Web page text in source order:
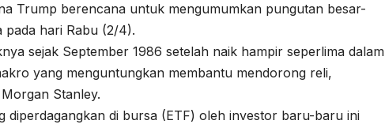
Trump berencana untuk mengumumkan pungutan besar-
pada hari Rabu (2/4).
sejak September 1986 setelah naik hampir seperlima dalam
yang menguntungkan membantu mendorong reli,
Stanley.
diperdagangkan di bursa (ETF) oleh investor baru-baru ini